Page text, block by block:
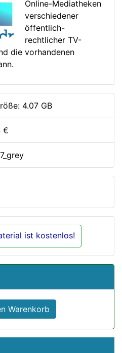
Online-Mediatheken
verschiedener
öffentlich-
rechtlicher TV-
die vorhandenen
4.07 GB
€
ist kostenlos!
Warenkorb